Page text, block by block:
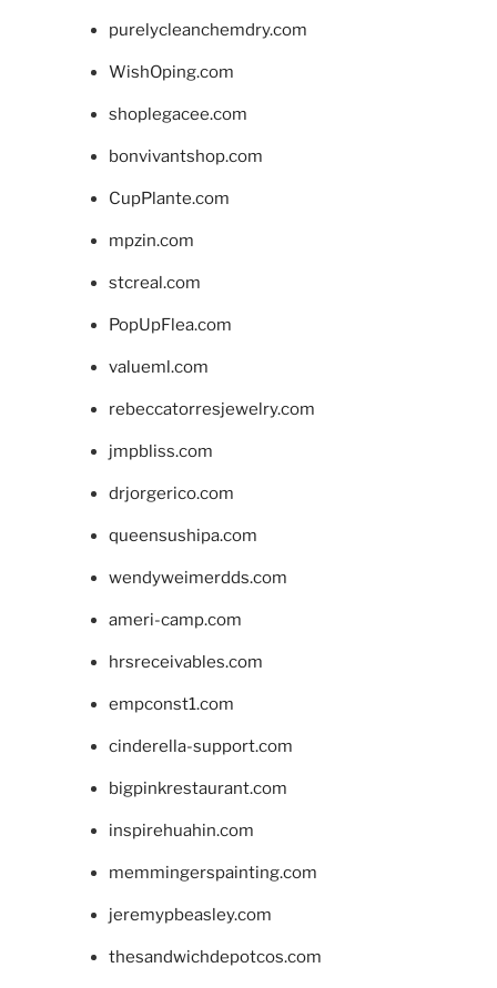
purelycleanchemdry.com
WishOping.com
shoplegacee.com
bonvivantshop.com
CupPlante.com
mpzin.com
stcreal.com
PopUpFlea.com
valueml.com
rebeccatorresjewelry.com
jmpbliss.com
drjorgerico.com
queensushipa.com
wendyweimerdds.com
ameri-camp.com
hrsreceivables.com
empconst1.com
cinderella-support.com
bigpinkrestaurant.com
inspirehuahin.com
memmingerspainting.com
jeremypbeasley.com
thesandwichdepotcos.com